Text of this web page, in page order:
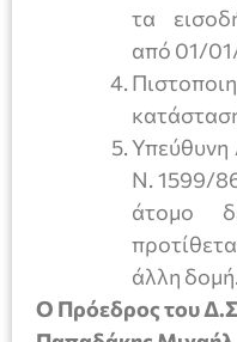
τα
από 01/
Ν. 1599/
άτομο
άλλη δομή.
Ο Πρόεδρος του